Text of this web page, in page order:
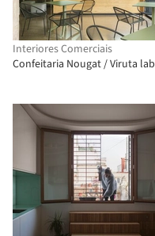
Interiores Comerciais
Confeitaria Nougat / Viruta lab